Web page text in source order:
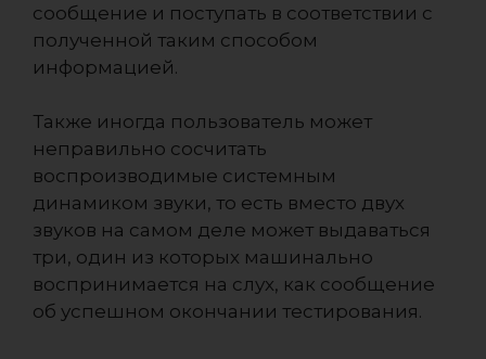
сообщение и поступать в соответствии с
полученной таким способом
информацией.
Также иногда пользователь может
неправильно сосчитать
воспроизводимые системным
динамиком звуки, то есть вместо двух
звуков на самом деле может выдаваться
три, один из которых машинально
воспринимается на слух, как сообщение
об успешном окончании тестирования.